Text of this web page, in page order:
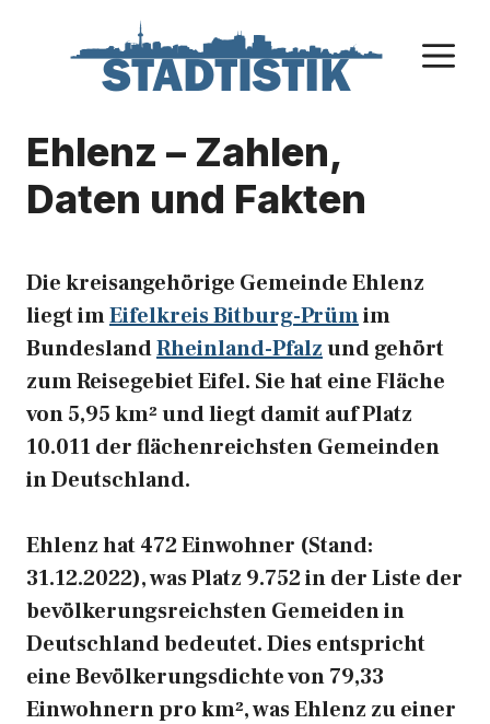
Ehlenz – Zahlen,
Daten und Fakten
Die kreisangehörige Gemeinde Ehlenz
liegt imEifelkreis Bitburg-Prümim
BundeslandRheinland-Pfalzund gehört
zum Reisegebiet Eifel. Sie hat eine Fläche
von 5,95 km² und liegt damit auf Platz
10.011 der flächenreichsten Gemeinden
in Deutschland.
Ehlenz hat 472 Einwohner (Stand:
31.12.2022), was Platz 9.752 in der Liste der
bevölkerungsreichsten Gemeiden in
Deutschland bedeutet. Dies entspricht
eine Bevölkerungsdichte von 79,33
Einwohnern pro km², was Ehlenz zu einer